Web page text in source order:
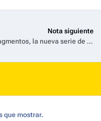
Nota siguiente
Fragmentos, la nueva serie de FX que mezcla suspenso, seducción y obsesión, estrena el 5 de agosto exclusivamente en Disney+
que mostrar.